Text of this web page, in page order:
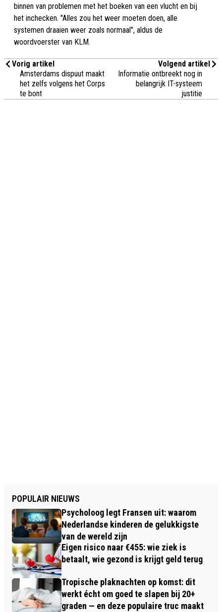
binnen van problemen met het boeken van een vlucht en bij
het inchecken. "Alles zou het weer moeten doen, alle
systemen draaien weer zoals normaal", aldus de
woordvoerster van KLM.
Vorig artikel
Amsterdams dispuut maakt
het zelfs volgens het Corps
te bont
Volgend artikel
Informatie ontbreekt nog in
belangrijk IT-systeem
justitie
POPULAIR NIEUWS
Psycholoog legt Fransen uit: waarom
Nederlandse kinderen de gelukkigste
van de wereld zijn
Eigen risico naar €455: wie ziek is
betaalt, wie gezond is krijgt geld terug
Tropische plaknachten op komst: dit
werkt écht om goed te slapen bij 20+
graden — en deze populaire truc maakt